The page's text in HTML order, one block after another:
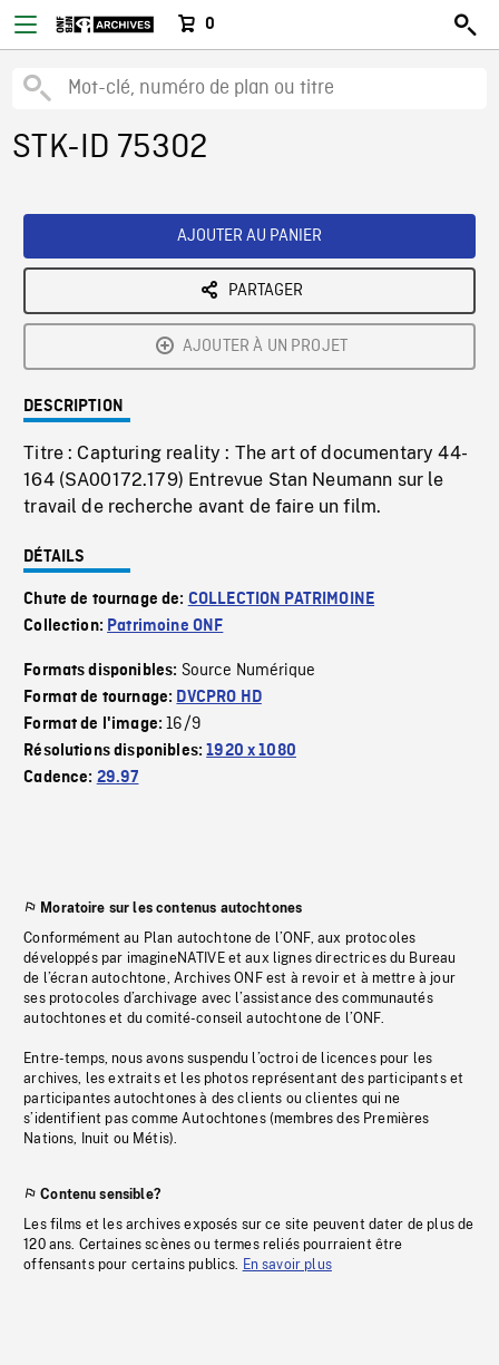
0
STK-ID 75302
AJOUTER AU PANIER
PARTAGER
AJOUTER À UN PROJET
DESCRIPTION
Titre : Capturing reality : The art of documentary 44-
164 (SA00172.179) Entrevue Stan Neumann sur le
travail de recherche avant de faire un film.
DÉTAILS
Chute de tournage de: COLLECTION PATRIMOINE
Collection: Patrimoine ONF
Formats disponibles: Source Numérique
Format de tournage: DVCPRO HD
Format de l'image:16/9
Résolutions disponibles:1920 x 1080
Cadence: 29.97
Moratoire sur les contenus autochtones
Conformément au Plan autochtone de l’ONF, aux protocoles
développés par imagineNATIVE et aux lignes directrices du Bureau
de l’écran autochtone, Archives ONF est à revoir et à mettre à jour
ses protocoles d’archivage avec l’assistance des communautés
autochtones et du comité-conseil autochtone de l’ONF.
Entre-temps, nous avons suspendu l’octroi de licences pour les
archives, les extraits et les photos représentant des participants et
participantes autochtones à des clients ou clientes qui ne
s’identifient pas comme Autochtones (membres des Premières
Nations, Inuit ou Métis).
Contenu sensible?
Les films et les archives exposés sur ce site peuvent dater de plus de
120 ans. Certaines scènes ou termes reliés pourraient être
offensants pour certains publics. En savoir plus